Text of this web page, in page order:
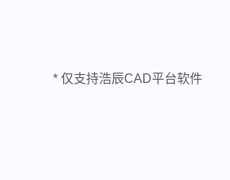
* 仅支持浩辰CAD平台软件